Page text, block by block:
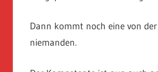
Dann kommt noch eine von
niemanden.